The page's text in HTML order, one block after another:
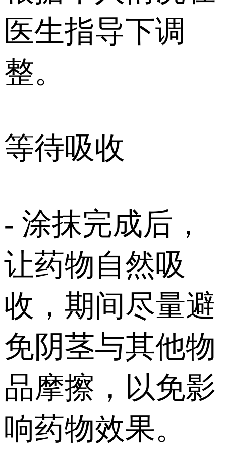
医生指导下调
整。
等待吸收
- 涂抹完成后，
让药物自然吸
收，期间尽量避
免阴茎与其他物
品摩擦，以免影
响药物效果。